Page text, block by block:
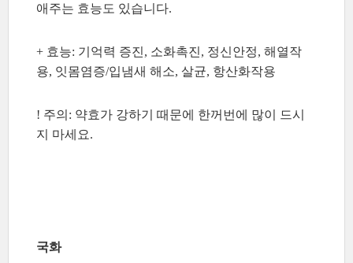
애주는 효능도 있습니다.
+ 효능: 기억력 증진, 소화촉진, 정신안정, 해열작
용, 잇몸염증/입냄새 해소, 살균, 항산화작용
! 주의: 약효가 강하기 때문에 한꺼번에 많이 드시
지 마세요.
국화